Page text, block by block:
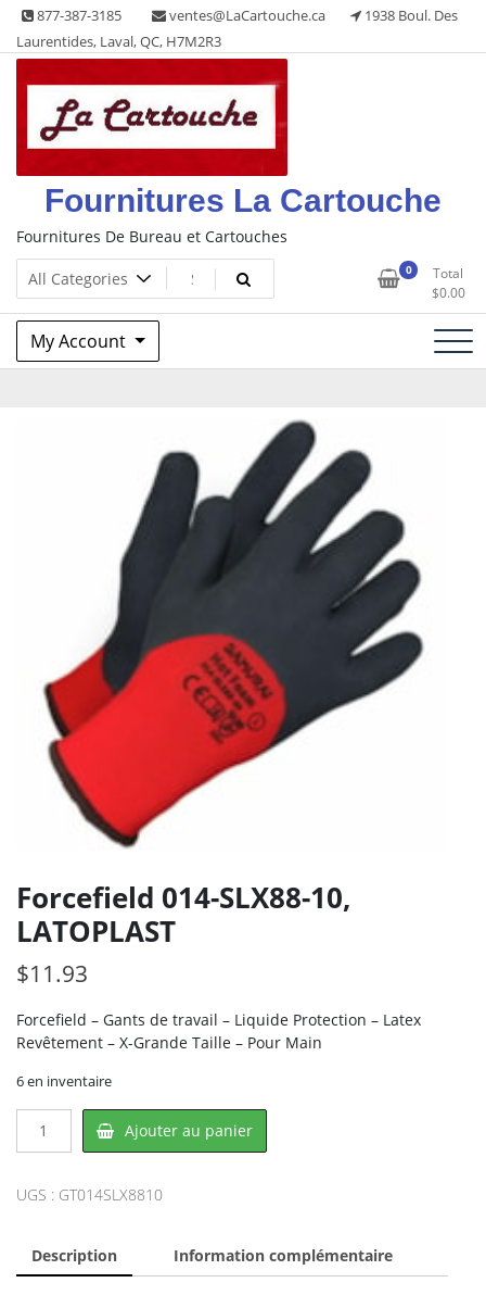
Skip
content
877-387-3185 ventes@LaCartouche.ca
1938 Boul. Des
Laurentides, Laval, QC, H7M2R3
Fournitures La Cartouche
Fournitures De Bureau et Cartouches
0
Total
$0.00
My Account
Forcefield 014-SLX88-10,
LATOPLAST
$11.93
Forcefield – Gants de travail – Liquide Protection – Latex
Revêtement – X-Grande Taille – Pour Main
6 en inventaire
014-
LATOPLAST
Ajouter au panier
UGS : GT014SLX8810
Description Information complémentaire